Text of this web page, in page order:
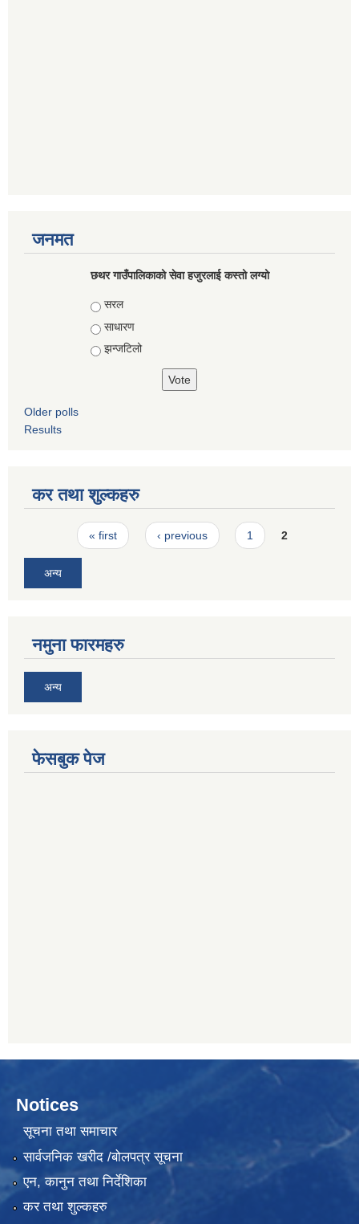
जनमत
छथर गाउँपालिकाको सेवा हजुरलाई कस्तो लग्यो
Choices
सरल
साधारण
झन्जटिलो
Older polls
Results
कर तथा शुल्कहरु
Pages« first ‹ previous 1 2
अन्य
नमुना फारमहरु
अन्य
फेसबुक पेज
Notices
सूचना तथा समाचार
सार्वजनिक खरीद /बोलपत्र सूचना
एन, कानुन तथा निर्देशिका
कर तथा शुल्कहरु